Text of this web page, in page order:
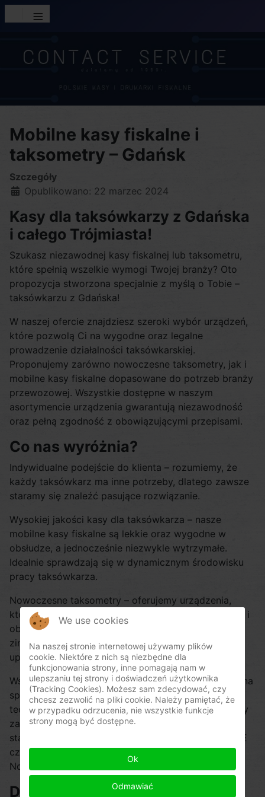
≡
Mobilne kasy fiskalne i
taksometry – Gdańsk
Szczegóły
Opublikowano: 22 marzec 2024
Kasy dla taksówkarzy z Gdańska
i całego Trójmiasta!
Szukasz niezawodnej kasy fiskalnej lub taksometru,
które spełnią wszelkie wymogi Twojej branży? Oto
propozycja stworzona specjalnie z myślą o Tobie –
taksówkarzu z Gdańska!
W naszej ofercie znajdziesz szeroki wybór urządzeń,
które pozwolą Ci na wygodne oraz legalne
prowadzenie działalności taksówkarskiej.
Proponujemy zarówno nowoczesne taksometry, jak i
mobilne kasy fiskalne dopasowane do potrzeb branży
przewozowej. Wszystkie dostępne w naszym
asortymencie urządzenia gwarantują niezawodność
oraz pełną zgodność z obowiązującymi przepisami.
Co nas wyróżnia?
Indywidualne podejście do klienta – rozumiemy, że
każdy taksówkarz ma inne potrzeby, dlatego zawsze
staramy się znaleźć pasujące rozwiązanie.
Wysokiej jakości kasy dla taksówkarza – nasze
mobilne kasy fiskalne są lekkie oraz wygodne w
obsłudze, a jednocześnie niezwykle wytrzymałe.
Idealnie sprawdzają się w dynamicznym środowisku
pracy taksówkarza.
Nowoczesne taksometry – oferujemy urządzenia,
które nie tylko dokładnie mierzą przebytą odległość i
obliczają należność, ale również mogą być łatwo
zintegrowane z mobilną kasą fiskalną, co znacząco
upraszcza prowadzenie ewidencji.
Wsparcie techniczne – nasza pomoc nie kończy się na
sprzedaży. Zapewniamy profesjonalną obsługę
techniczną oraz serwis wszystkich urządzeń, tak aby
zawsze mogły działać bez zarzutu. Serwisujemy
starsze modele takie jak INNOVA TAXI 2, Vega Taxi E
czy Elzab Teta Taxi, a także nowe kasy Elzab i
Novitus.
Dlaczego warto wybrać naszą
We use cookies
Na naszej stronie internetowej używamy plików
cookie. Niektóre z nich są niezbędne dla
funkcjonowania strony, inne pomagają nam w
ulepszaniu tej strony i doświadczeń użytkownika
(Tracking Cookies). Możesz sam zdecydować, czy
chcesz zezwolić na pliki cookie. Należy pamiętać, że
w przypadku odrzucenia, nie wszystkie funkcje
strony mogą być dostępne.
Ok
Odmawiać